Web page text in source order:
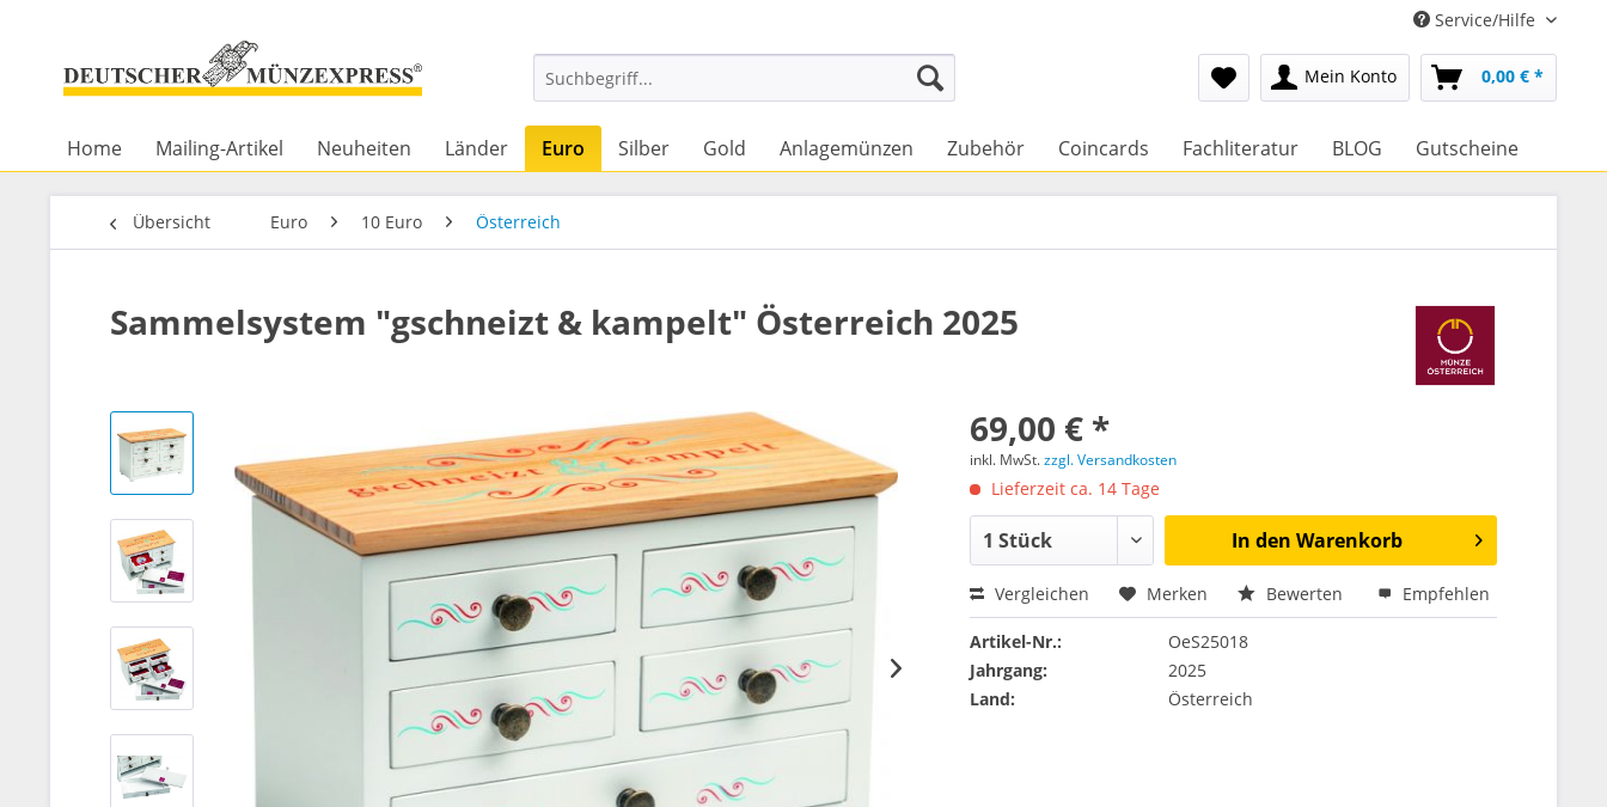
Service/Hilfe
Mein Konto 0,00 € *
Home Mailing-Artikel Neuheiten Länder Euro Silber Gold Anlagemünzen Zubehör Coincards Fachliteratur BLOG Gutscheine
Übersicht Euro 10 Euro Österreich
Sammelsystem "gschneizt & kampelt" Österreich 2025
69,00 € *
inkl. MwSt.zzgl. Versandkosten
Lieferzeit ca. 14 Tage
In den Warenkorb
Vergleichen Merken Bewerten Empfehlen
Artikel-Nr.:
OeS25018
Jahrgang:
2025
Land:
Österreich